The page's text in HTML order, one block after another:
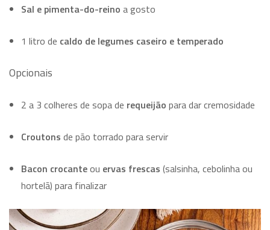
Sal e pimenta-do-reino a gosto
1 litro de caldo de legumes caseiro e temperado
Opcionais
2 a 3 colheres de sopa de requeijão para dar cremosidade
Croutons de pão torrado para servir
Bacon crocanteou ervas frescas (salsinha, cebolinha ou
hortelã) para finalizar